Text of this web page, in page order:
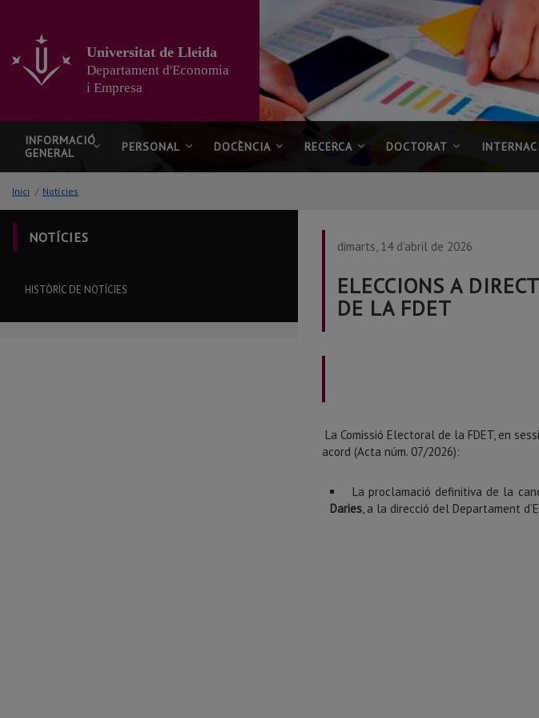
contingut
principal
Universitat de Lleida
Departament d'Economia
i Empresa
INFORMACIÓ
GENERAL
PERSONAL DOCÈNCIA RECERCA DOCTORAT
Inici / Notícies
NOTÍCIES
HISTÒRIC DE NOTÍCIES
dimarts, 14 d’abril de 2026
ELECCIONS A
DE LA FDET
La Comissió Electoral de la FDET, en
acord (Acta núm. 07/2026):
La proclamació definitiva de la
Daries, a la direcció del Departament